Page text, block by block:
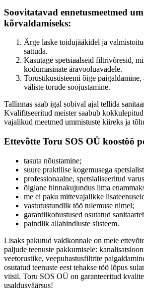
Soovitatavad ennetusmeetmed
kõrvaldamiseks:
Ärge laske toidujääkidel ja
sattuda.
Kasutage spetsiaalseid filtrivõresid,
kodumasinate äravooluavadele.
Torustikusüsteemi õige
väliste torude soojustamine.
Tallinnas saab igal sobival ajal tellida
Kvalifitseeritud meister saabub
vajalikud meetmed ummistuste kiireks ja
Ettevõtte Toru SOS OÜ koostöö
tasuta nõustamine;
suure praktilise kogemusega
professionaalne, spetsialiseeritud
õiglane hinnakujundus ilma
me ei paku mittevajalikke
vastutustundlik töö tulemuse nimel;
garantiikohustused osutatud
paindlik allahindluste süsteem.
Lisaks pakutud valdkonnale on meie
paljude teenuste pakkumisele:
veetorustike, veepuhastusfiltrite
osutatud teenuste eest tehakse töö lõpus
viisil. Toru SOS OÜ on garanteeritud
usaldusväärsus!